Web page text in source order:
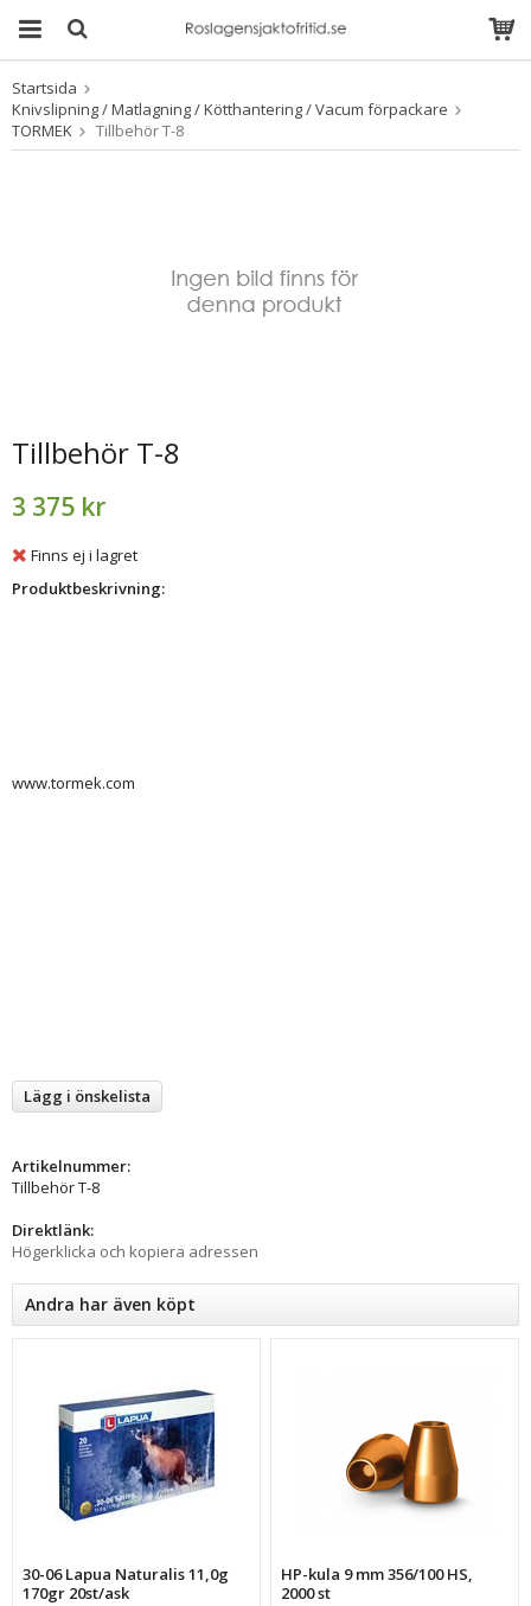
Produkten har blivit
tillagd i varukorgen
Startsida
Knivslipning / Matlagning / Kötthantering / Vacum förpackare
TORMEK
Tillbehör T-8
Tillbehör T-8
3 375 kr
Finns ej i lagret
Produktbeskrivning:
www.tormek.com
Lägg i önskelista
Artikelnummer:
Tillbehör T-8
Direktlänk:
Högerklicka och kopiera adressen
Andra har även köpt
30-06 Lapua Naturalis 11,0g
170gr 20st/ask
HP-kula 9 mm 356/100 HS,
2000 st